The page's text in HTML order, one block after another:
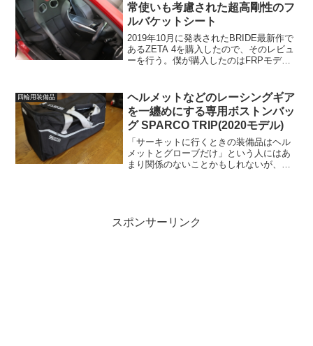
常使いも考慮された超高剛性のフ
ルバケットシート
2019年10月に発表されたBRIDE最新作で
あるZETA 4を購入したので、そのレビュ
ーを行う。僕が購入したのはFRPモデル
レールLFと組み合わせて使用して...
四輪用装備品
ヘルメットなどのレーシングギア
を一纏めにする専用ボストンバッ
グ SPARCO TRIP(2020モデル)
「サーキットに行くときの装備品はヘル
メットとグローブだけ」という人にはあ
まり関係のないことかもしれないが、そ
スポンサーリンク